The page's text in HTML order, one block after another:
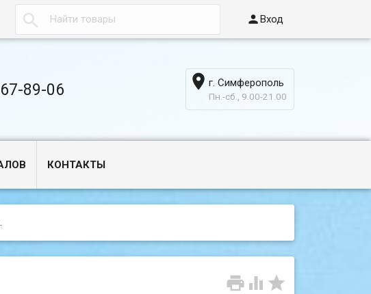
 Вход
89-06  г. Симферополь
Пн.-сб., 9.00-21.00
КОНТАКТЫ
  